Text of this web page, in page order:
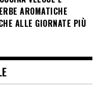
AROMATICHE
ALLE GIORNATE PIÙ